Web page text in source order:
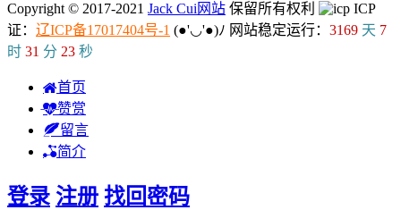
Copyright © 2017-2021 Jack Cui网站 保留所有权利
ICP
证： 辽ICP备17017404号-1 (●'◡'●)ﾉ 网站稳定运行： 3169 天 7
时 31 分 24 秒
首页
赞赏
留言
简介
登录 注册 找回密码